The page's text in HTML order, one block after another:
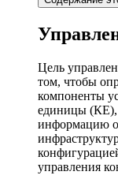
Цель
том, чтобы
компоненты
единицы (КЕ),
информацию
управления